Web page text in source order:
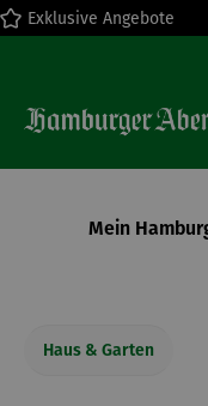
Zur
Exklusive Angebote
Mein
Haus & Garten